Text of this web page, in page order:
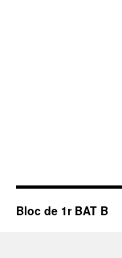
Bloc de 1r BAT B